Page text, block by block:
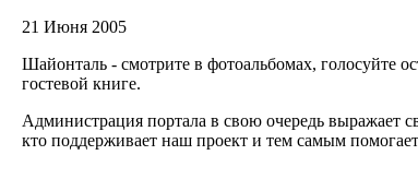
21 Июня 2005
Шайонталь - смотрите в фотоальбомах, голосуйте
гостевой книге.
Администрация портала в свою очередь выражает
кто поддерживает наш проект и тем самым